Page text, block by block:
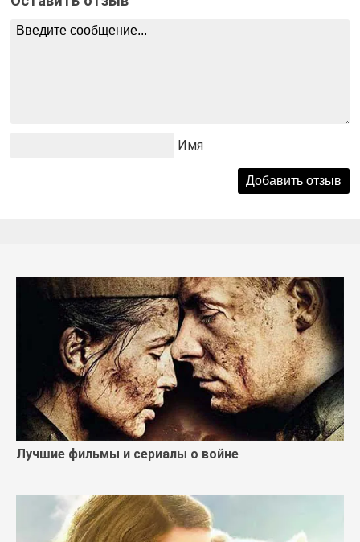
Имя
Лучшие фильмы и сериалы о войне